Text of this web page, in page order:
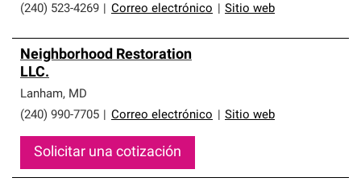
(240) 523-4269 Correo electrónico Sitio web
Neighborhood Restoration
LLC.
Lanham, MD
(240) 990-7705
Correo electrónico Sitio web
Solicitar una cotización